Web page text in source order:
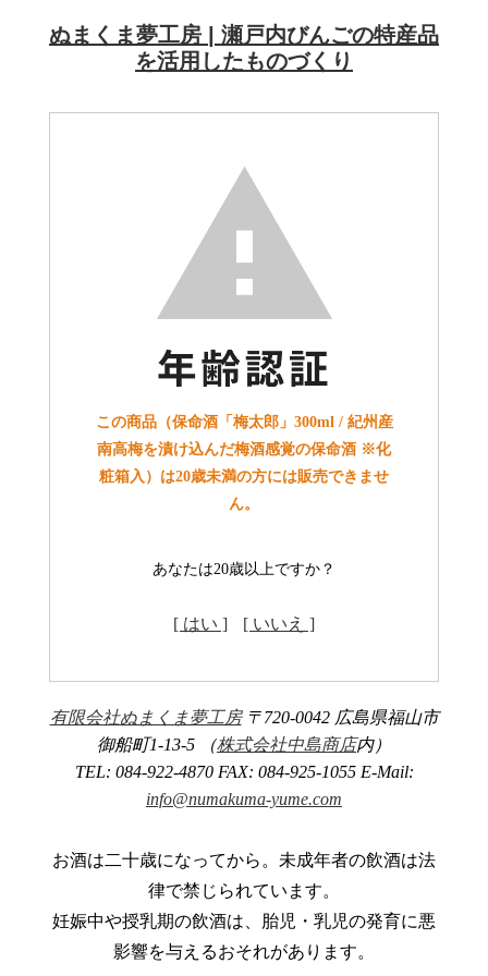
ぬまくま夢工房 | 瀬戸内びんごの特産品
を活用したものづくり
この商品（保命酒「梅太郎」300ml / 紀州産
南高梅を漬け込んだ梅酒感覚の保命酒 ※化
粧箱入）は20歳未満の方には販売できませ
ん。
あなたは20歳以上ですか？
[ はい ] [ いいえ ]
有限会社ぬまくま夢工房〒720-0042 広島県福山市
御船町1-13-5 （株式会社中島商店内）
TEL: 084-922-4870 FAX: 084-925-1055 E-Mail:
info@numakuma-yume.com
お酒は二十歳になってから。未成年者の飲酒は法
律で禁じられています。
妊娠中や授乳期の飲酒は、胎児・乳児の発育に悪
影響を与えるおそれがあります。